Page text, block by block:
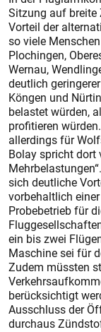
Sitzung auf breite
Vorteil der
so viele
Plochingen,
Wernau,
deutlich
Köngen und
belastet würden,
profitieren
allerdings für
Bolay spricht dort
sich deutliche
vorbehaltlich
Probebetrieb für
ein bis zwei
Maschine sei für
Zudem müssten
berücksichtigt
Ausschluss der
durchaus